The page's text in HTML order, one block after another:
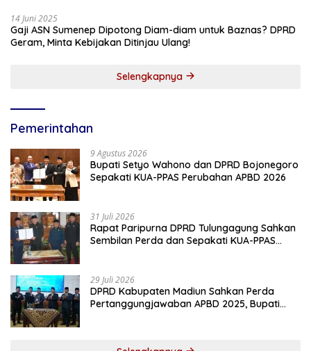
14 Juni 2025
Gaji ASN Sumenep Dipotong Diam-diam untuk Baznas? DPRD
Geram, Minta Kebijakan Ditinjau Ulang!
Selengkapnya
Pemerintahan
9 Agustus 2026
Bupati Setyo Wahono dan DPRD Bojonegoro
Sepakati KUA-PPAS Perubahan APBD 2026
31 Juli 2026
Rapat Paripurna DPRD Tulungagung Sahkan
Sembilan Perda dan Sepakati KUA-PPAS
29 Juli 2026
DPRD Kabupaten Madiun Sahkan Perda
Pertanggungjawaban APBD 2025, Bupati